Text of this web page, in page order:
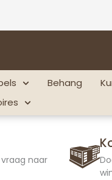
Behang
naar